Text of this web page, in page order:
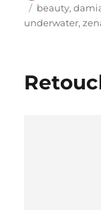
Étiquettes
beauty,
underwater,